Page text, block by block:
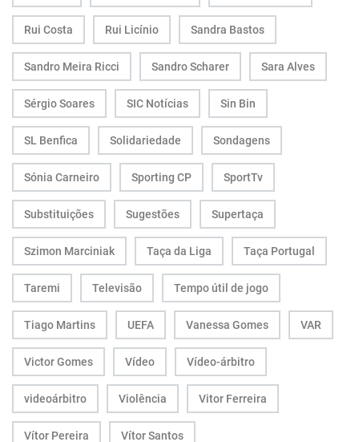
Rui Costa Rui Licínio Sandra Bastos
Sandro Meira Ricci Sandro Scharer Sara Alves
Sérgio Soares SIC Notícias Sin Bin
SL Benfica Solidariedade Sondagens
Sónia Carneiro Sporting CP SportTv
Substituições Sugestões Supertaça
Szimon Marciniak Taça da Liga Taça Portugal
Taremi Televisão Tempo útil de jogo
Tiago Martins UEFA Vanessa Gomes VAR
Victor Gomes Vídeo Vídeo-árbitro
videoárbitro Violência Vitor Ferreira
Vítor Pereira Vítor Santos